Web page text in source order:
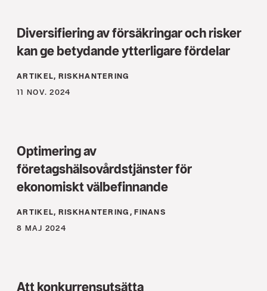
Diversifiering av försäkringar och risker
kan ge betydande ytterligare fördelar
ARTIKEL, RISKHANTERING
11 NOV. 2024
Optimering av
företagshälsovårdstjänster för
ekonomiskt välbefinnande
ARTIKEL, RISKHANTERING, FINANS
8 MAJ 2024
Att konkurrensutsätta